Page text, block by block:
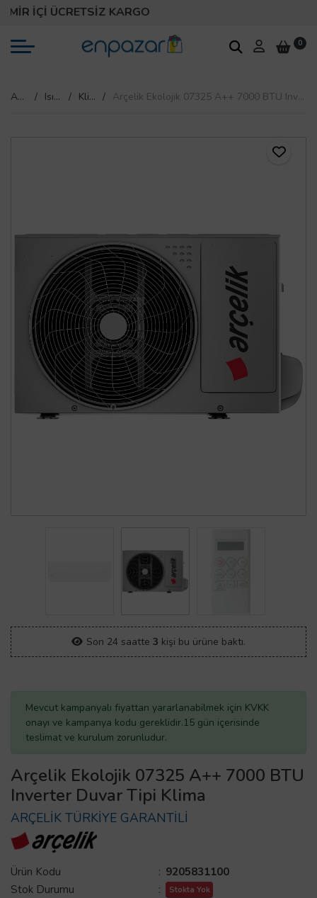
İÇİ ÜCRETSİZ KARGO
0
Anasayfa Isıtma & Soğutma Klima Arçelik Ekolojik 07325 A++ 7000 BTU Inverter Duvar Tipi Klima
Son 24 saatte 3 kişi bu ürüne baktı.
Mevcut kampanyalı fiyattan yararlanabilmek için KVKK
onayı ve kampanya kodu gereklidir.15 gün içerisinde
teslimat ve kurulum zorunludur.
Arçelik Ekolojik 07325 A++ 7000 BTU
Inverter Duvar Tipi Klima
ARÇELİK TÜRKİYE GARANTİLİ
Ürün Kodu : 9205831100
Stok Durumu
: Stokta Yok